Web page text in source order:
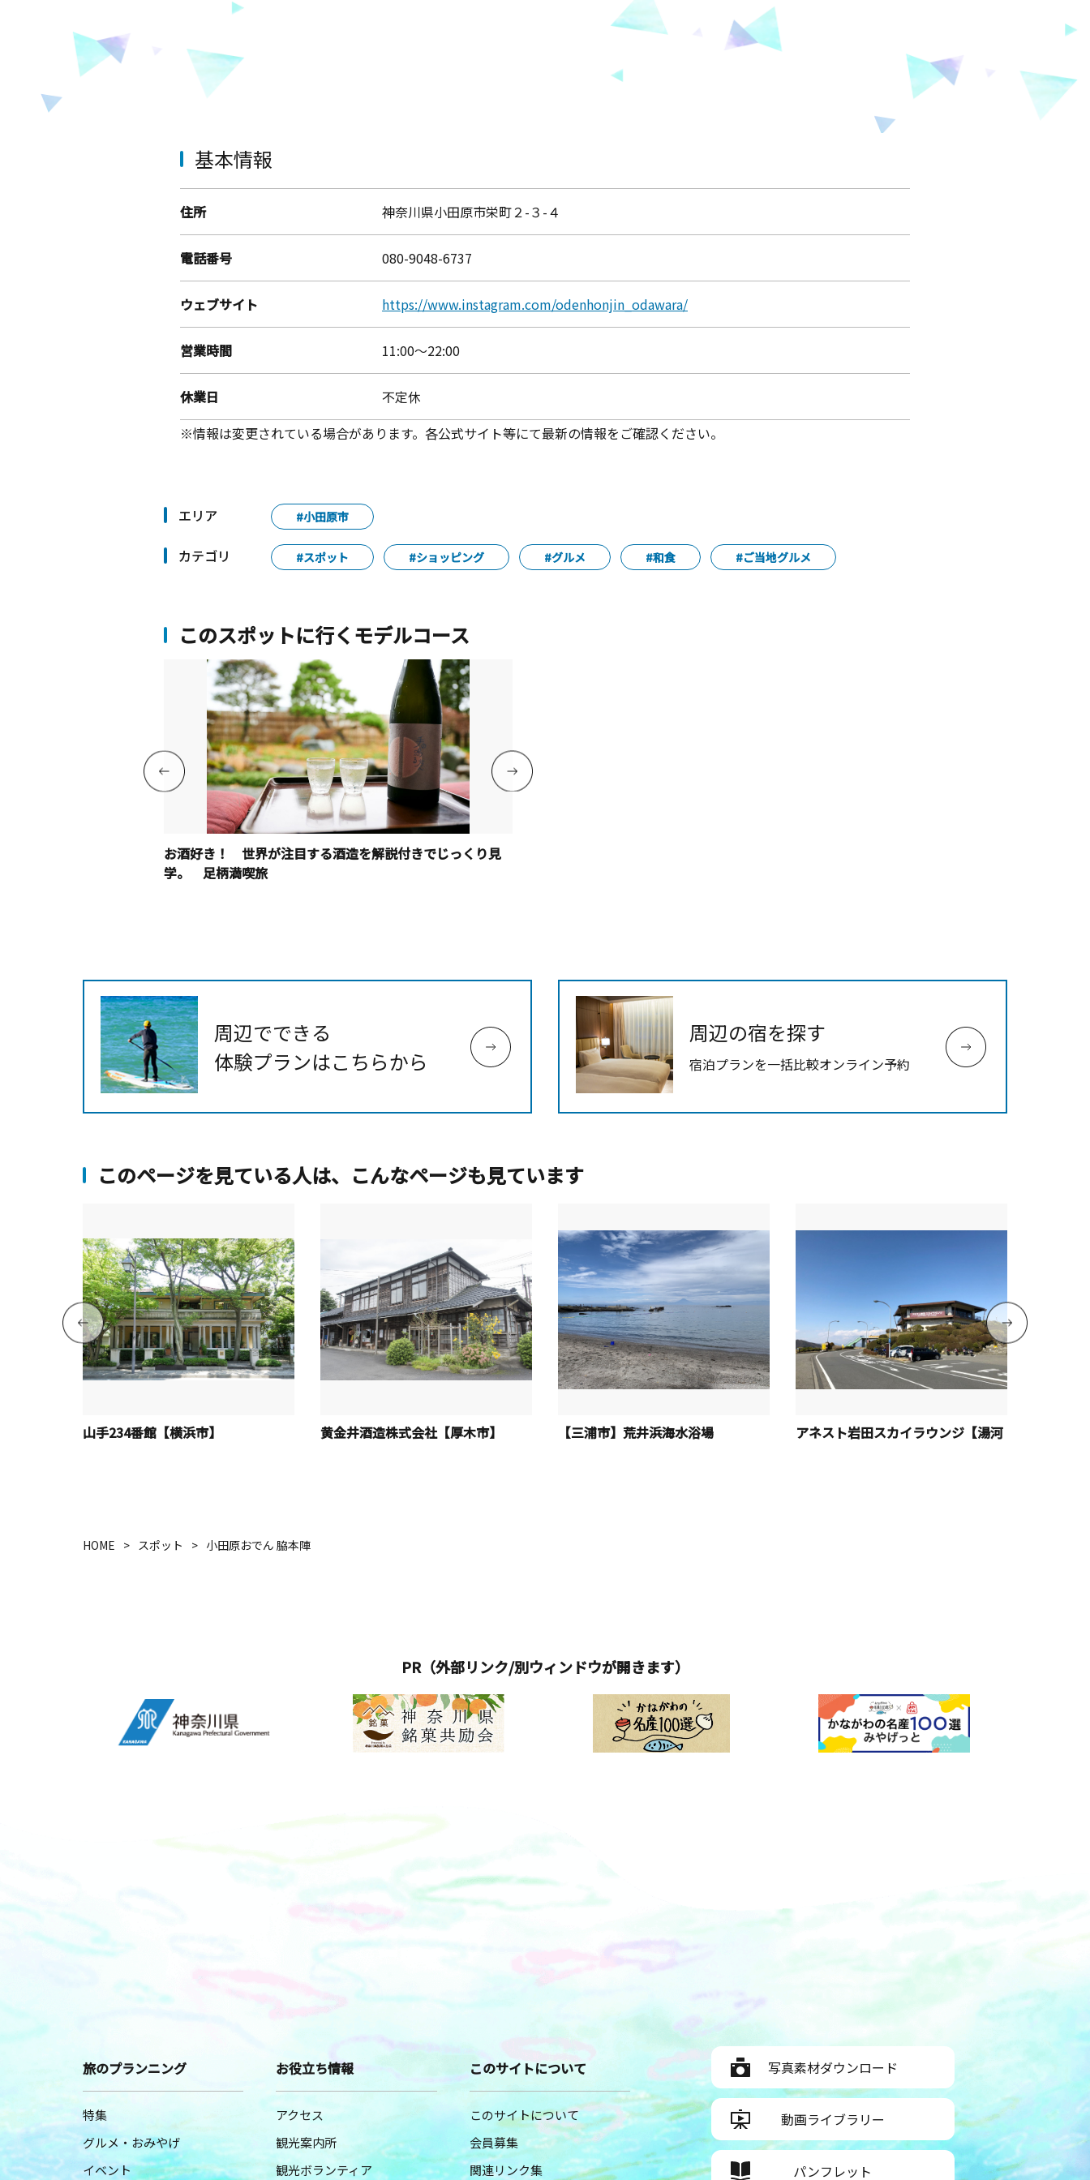
基本情報
住所 神奈川県小田原市栄町２-３-４
電話番号 080-9048-6737
ウェブサイト https://www.instagram.com/odenhonjin_odawara/
営業時間 11:00〜22:00
休業日
不定休
※情報は変更されている場合があります。各公式サイト等にて最新の情報をご確認ください。
エリア #小田原市
カテゴリ #スポット #ショッピング #グルメ #和食 #ご当地グルメ
このスポットに行くモデルコース
お酒好き！ 世界が注目する酒造を解説付きでじっくり見
学。 足柄満喫旅
周辺でできる
体験プランはこちらから
周辺の宿を探す
宿泊プランを一括比較オンライン予約
このページを見ている人は、こんなページも見ています
山手234番館【横浜市】 黄金井酒造株式会社【厚木市】 【三浦市】荒井浜海水浴場
アネスト岩田スカイラウンジ【湯河
HOME スポット 小田原おでん 脇本陣
PR（外部リンク/別ウィンドウが開きます）
旅のプランニング
特集
グルメ・おみやげ
イベント
お役立ち情報
アクセス
観光案内所
観光ボランティア
このサイトについて
このサイトについて
会員募集
関連リンク集
写真素材ダウンロード
動画ライブラリー
パンフレット